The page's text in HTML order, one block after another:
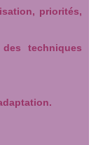
priorités,
techniques